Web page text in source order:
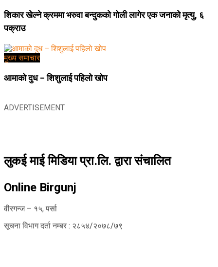
शिकार खेल्ने क्रममा भरुवा बन्दुकको गोली लागेर एक जनाको मृत्यु, ६
पक्राउ
मुख्य समाचार
आमाको दुध – शिशुलाई पहिलो खोप
ADVERTISEMENT
लुकई माई मिडिया प्रा.लि. द्वारा संचालित
Online Birgunj
वीरगन्ज – १५, पर्सा
सूचना विभाग दर्ता नम्बर : २८५४/२०७८/७९